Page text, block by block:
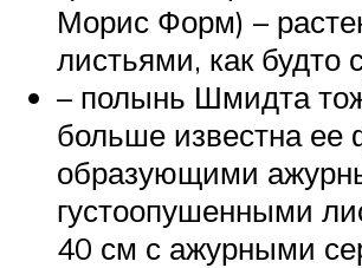
Морис Форм) –
листьями, как
– полынь Шмидта
больше известна
образующими
густоопушенными
40 см с ажурными